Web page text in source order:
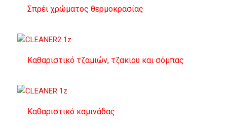
Σπρέι χρώματος θερμοκρασίας
Καθαριστικό τζαμιών, τζακιου και σόμπας
Καθαριστικό καμινάδας